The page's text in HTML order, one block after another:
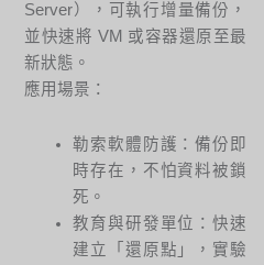
Server），可執行增量備份，
並快速將 VM 或容器還原至最
新狀態。
應用場景：
勒索軟體防護：備份即
時存在，不怕資料被鎖
死。
教育與研發單位：快速
建立「還原點」，實驗